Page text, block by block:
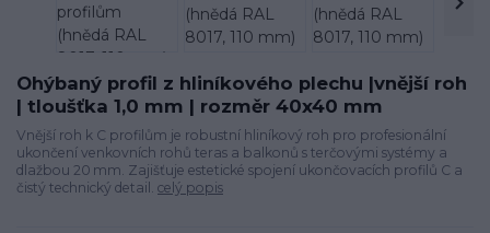
Ohýbaný profil z hliníkového plechu |vnější roh
| tloušťka 1,0 mm | rozměr 40x40 mm
Vnější roh k C profilům je robustní hliníkový roh pro profesionální
ukončení venkovních rohů teras a balkonů s terčovými systémy a
dlažbou 20 mm. Zajišťuje estetické spojení ukončovacích profilů C a
čistý technický detail. celý popis